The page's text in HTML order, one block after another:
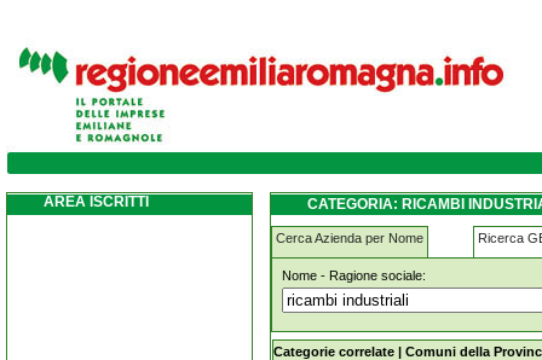
ricambi-industriali pianoro
AREA ISCRITTI CATEGORIA: RICAMBI
Cerca Azienda per Nome Ricerca
Nome - Ragione sociale:
ricambi-industriali pianoro
Categorie correlate | Comuni della